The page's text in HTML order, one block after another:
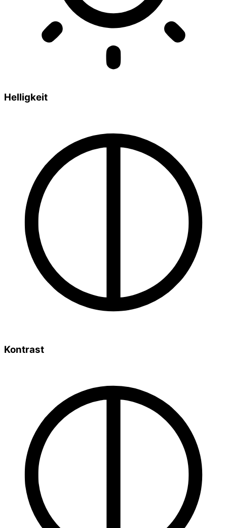
Helligkeit
Kontrast